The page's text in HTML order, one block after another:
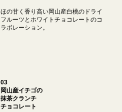
ほの甘く香り高い岡山産白桃のドライ
フルーツとホワイトチョコレートのコ
ラボレーション。
03
岡山産イチゴの
抹茶クランチ
チョコレート